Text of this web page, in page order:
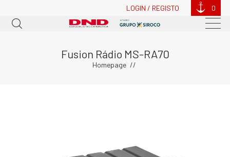
LOGIN / REGISTO 0
Fusion Rádio MS-RA70
Homepage